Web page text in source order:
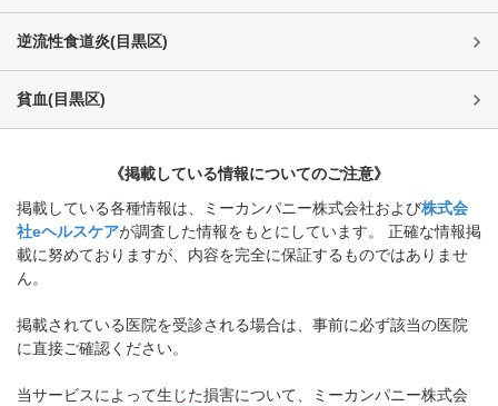
逆流性食道炎(目黒区)
貧血(目黒区)
《掲載している情報についてのご注意》
掲載している各種情報は、ミーカンパニー株式会社および株式会
社eヘルスケアが調査した情報をもとにしています。 正確な情報掲
載に努めておりますが、内容を完全に保証するものではありませ
ん。
掲載されている医院を受診される場合は、事前に必ず該当の医院
に直接ご確認ください。
当サービスによって生じた損害について、ミーカンパニー株式会